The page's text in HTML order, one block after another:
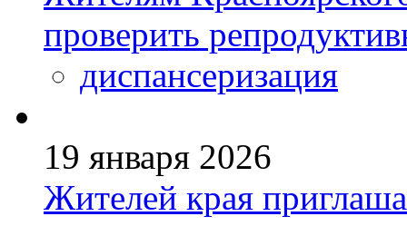
проверить
диспансеризация
19 января 2026
Жителей края